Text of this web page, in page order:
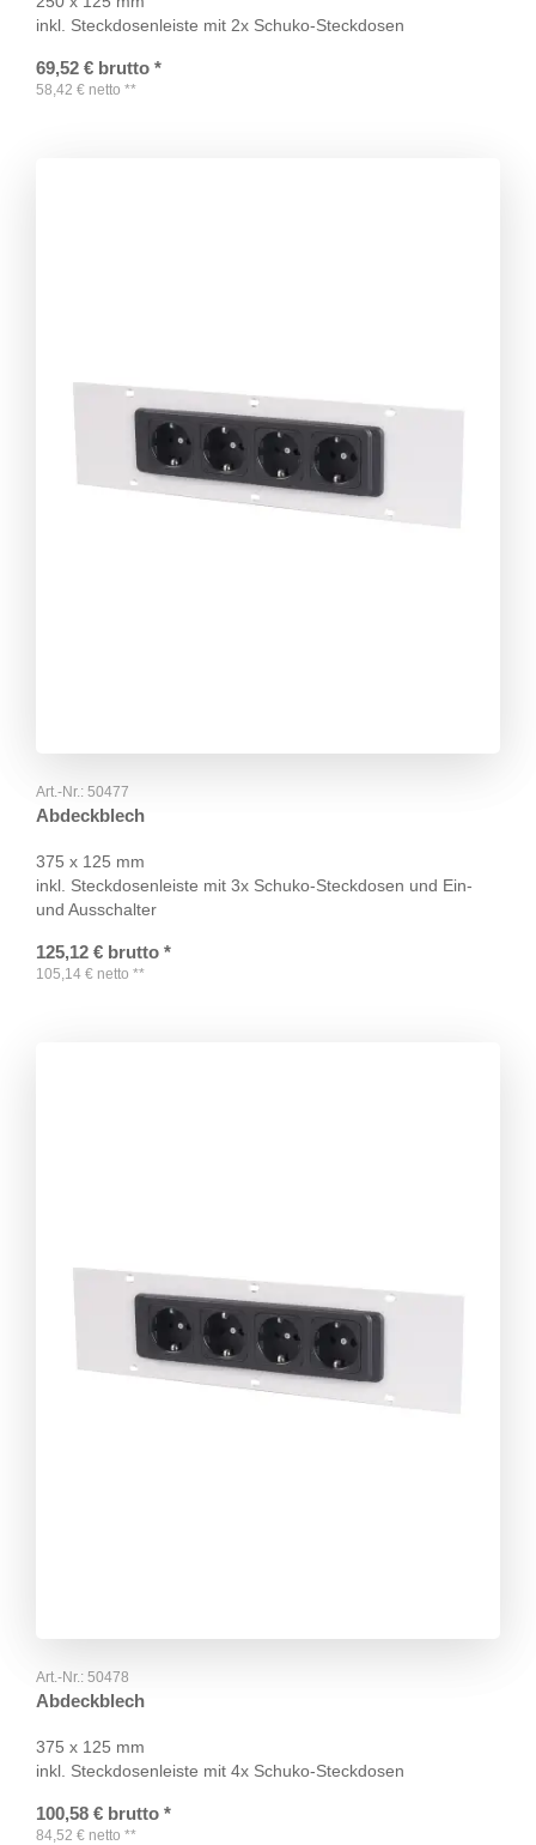
inkl. Steckdosenleiste mit 2x Schuko-Steckdosen
69,52 € brutto *
58,42 € netto **
Art.-Nr.: 50477
Abdeckblech
375 x 125 mm
inkl. Steckdosenleiste mit 3x Schuko-Steckdosen und Ein-
und Ausschalter
125,12 € brutto *
105,14 € netto **
Art.-Nr.: 50478
Abdeckblech
375 x 125 mm
inkl. Steckdosenleiste mit 4x Schuko-Steckdosen
100,58 € brutto *
84,52 € netto **